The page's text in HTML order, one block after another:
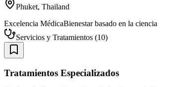
Phuket, Thailand
Excelencia MédicaBienestar basado en la ciencia
Servicios y Tratamientos (10)
Tratamientos Especializados